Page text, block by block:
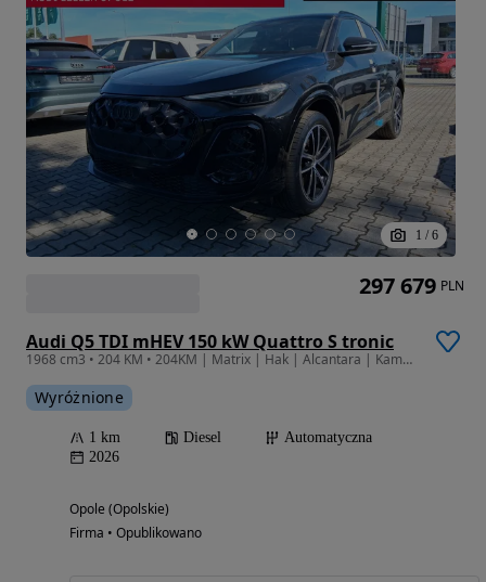
1 / 6
Audi Q5 TDI mHEV 150 kW Quattro S tronic
1968 cm3 • 204 KM • 204KM | Matrix | Hak | Alcantara | Kamery 360 | Head-up (880)
Wyróżnione
1 km Diesel
Automatyczna
2026
Opole (Opolskie)
Firma • Opublikowano
297 679 PLN